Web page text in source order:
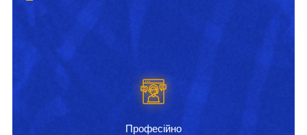
Професійно